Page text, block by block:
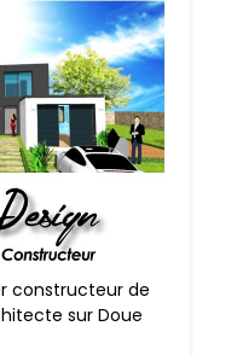
constructeur de
sur Doue